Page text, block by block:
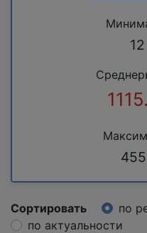
12
Сортировать по
по актуальности